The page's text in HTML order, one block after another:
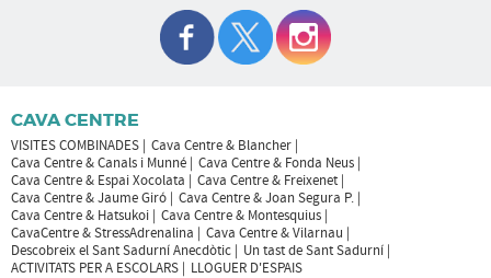
CAVA CENTRE
VISITES COMBINADES
Cava Centre & Blancher
Cava Centre & Canals i Munné
Cava Centre & Fonda Neus
Cava Centre & Espai Xocolata
Cava Centre & Freixenet
Cava Centre & Jaume Giró
Cava Centre & Joan Segura P.
Cava Centre & Hatsukoi
Cava Centre & Montesquius
CavaCentre & StressAdrenalina
Cava Centre & Vilarnau
Descobreix el Sant Sadurní Anecdòtic
Un tast de Sant Sadurní
ACTIVITATS PER A ESCOLARS
LLOGUER D'ESPAIS